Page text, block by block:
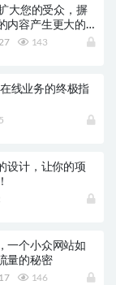
大您的受众，摒
内容产生更大的
143
线业务的终极指
设计，让你的项
一个小众网站如
量的秘密
146